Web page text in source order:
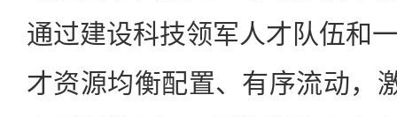
通过建设科技领军人才队伍和
才资源均衡配置、有序流动，